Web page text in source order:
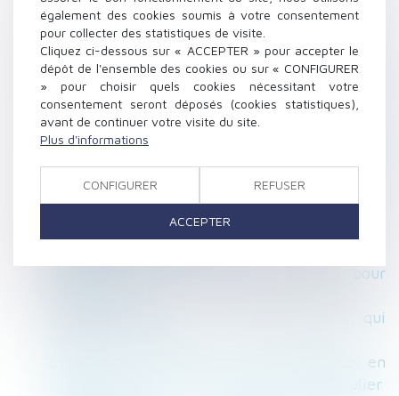
impayées bientôt généralisée - Enfants - Le
Particulier
Les conditions de conciliation entre la
nécessité professionnelle de construire un
bâtiment agricole et les règles
d'inconstructibilité...
Garde alternée : l'intégralité des parts fiscales
principale
Quel régime d’imposition pour les
#prestationscompensatoires versées en
Urbanisme : une refonte importante pour
Sécu, CAF, retraite... : après un divorce, qui
Divorce : la prestation compensatoire en
capital reste de mise - Divorce - Le Particulier
également des cookies soumis à votre consentement
pour collecter des statistiques de visite.
Cliquez ci-dessous sur « ACCEPTER » pour accepter le
dépôt de l'ensemble des cookies ou sur « CONFIGURER
» pour choisir quels cookies nécessitant votre
consentement seront déposés (cookies statistiques),
avant de continuer votre visite du site.
Plus d'informations
CONFIGURER REFUSER
ACCEPTER